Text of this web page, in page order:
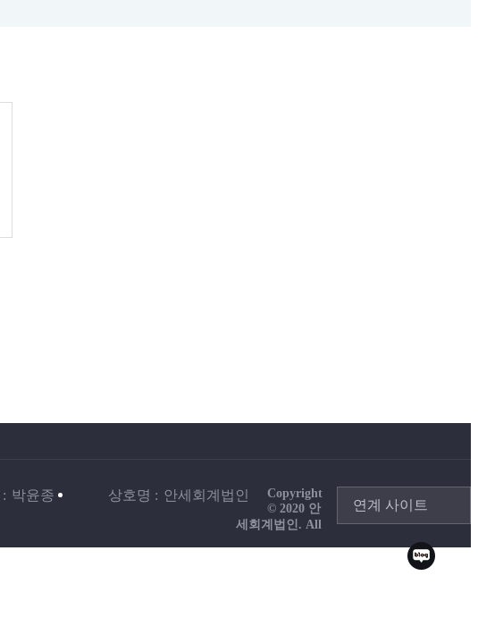
연계 사이트
박윤종 상호명
안세회계법인
Copyright
© 2020 안
세회계법인. All